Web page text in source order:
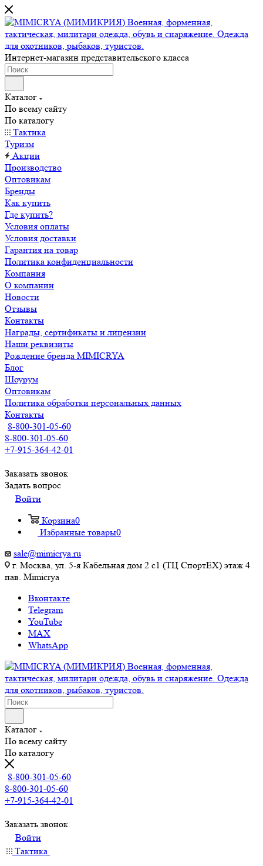
Интернет-магазин представительского класса
Каталог
По всему сайту
По каталогу
Тактика
Туризм
Акции
Производство
Оптовикам
Бренды
Как купить
Где купить?
Условия оплаты
Условия доставки
Гарантия на товар
Политика конфиденциальности
Компания
О компании
Новости
Отзывы
Контакты
Награды, сертификаты и лицензии
Наши реквизиты
Рождение бренда MIMICRYA
Блог
Шоурум
Оптовикам
Политика обработки персональных данных
Контакты
8-800-301-05-60
8-800-301-05-60
+7-915-364-42-01
Заказать звонок
Задать вопрос
Войти
Корзина0
Избранные товары0
sale@mimicrya.ru
г. Москва, ул. 5-я Кабельная дом 2 с1 (ТЦ СпортEX) этаж 4
пав. Mimicrya
Вконтакте
Telegram
YouTube
MAX
WhatsApp
Каталог
По всему сайту
По каталогу
8-800-301-05-60
8-800-301-05-60
+7-915-364-42-01
Заказать звонок
Войти
Тактика